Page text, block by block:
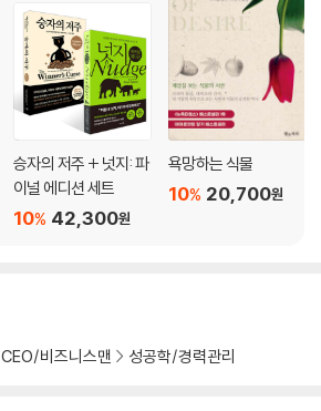
승자의 저주 + 넛지: 파
이널 에디션 세트
42,300원
10%
욕망하는 식물
20,700원
10%
CEO/비즈니스맨 성공학/경력관리